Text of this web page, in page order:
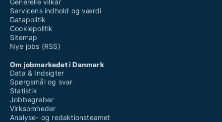
Generelle vilkår
Servicens indhold og værdi
Datapolitik
Cookiepolitik
Sitemap
Nye jobs (RSS)
Om jobmarkedet i Danmark
Data & Indsigter
Spørgsmål og svar
Statistik
Jobbegreber
Virksomheder
Analyse- og redaktionsteamet